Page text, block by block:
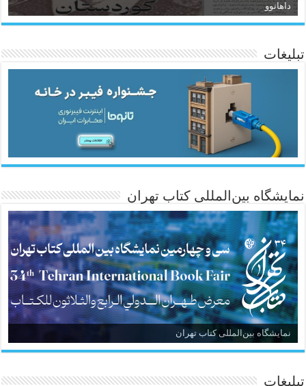
داهاتوو
سیروان
ئاژانسی هەواڵی مێهر
تبلیغات
نمایشگاه بین‌المللی کتاب تهران
نمایشگاه بین‌المللی کتاب تهران
تبلیغات